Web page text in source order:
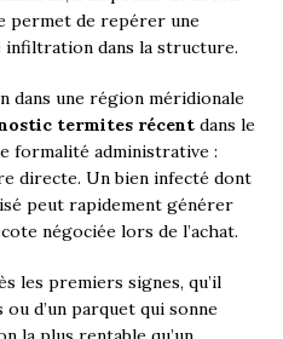
permet de repérer une
infiltration dans la structure.
dans une région méridionale
termites récent dans le
formalité administrative :
directe. Un bien infecté dont
peut rapidement générer
négociée lors de l’achat.
les premiers signes, qu’il
ou d’un parquet qui sonne